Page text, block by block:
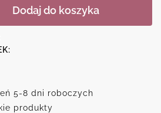
Dodaj do koszyka
5-8 dni roboczych
produkty